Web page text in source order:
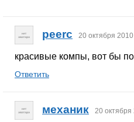
peerc 20 октября
красивые компы, вот бы
Ответить
механик 20 октября